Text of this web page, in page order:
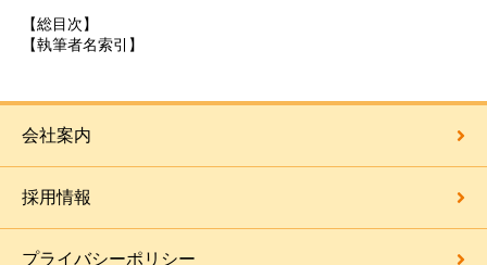
【総目次】
【執筆者名索引】
会社案内
採用情報
プライバシーポリシー